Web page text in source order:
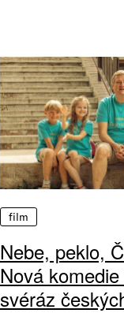
film
Nebe, peklo,
Nová
svéráz